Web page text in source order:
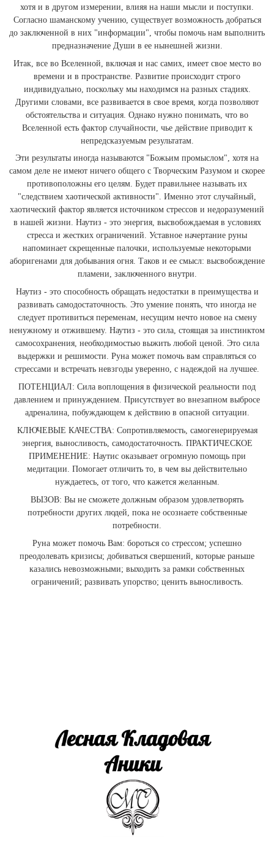
хотя и в другом измерении, влияя на наши мысли и поступки.
Согласно шаманскому учению, существует возможность добраться
до заключенной в них "информации", чтобы помочь нам выполнить
предназначение Души в ее нынешней жизни.
Итак, все во Вселенной, включая и нас самих, имеет свое место во
времени и в пространстве. Развитие происходит строго
индивидуально, поскольку мы находимся на разных стадиях.
Другими словами, все развивается в свое время, когда позволяют
обстоятельства и ситуация. Однако нужно понимать, что во
Вселенной есть фактор случайности, чье действие приводит к
непредсказуемым результатам.
Эти результаты иногда называются "Божьим промыслом", хотя на
самом деле не имеют ничего общего с Творческим Разумом и скорее
противоположны его целям. Будет правильнее называть их
"следствием хаотической активности". Именно этот случайный,
хаотический фактор является источником стрессов и недоразумений
в нашей жизни. Наутиз - это энергия, высвобождаемая в условиях
стресса и жестких ограничений. Уставное начертание руны
напоминает скрещенные палочки, используемые некоторыми
аборигенами для добывания огня. Таков и ее смысл: высвобождение
пламени, заключенного внутри.
Наутиз - это способность обращать недостатки в преимущества и
развивать самодостаточность. Это умение понять, что иногда не
следует противиться переменам, несущим нечто новое на смену
ненужному и отжившему. Наутиз - это сила, стоящая за инстинктом
самосохранения, необходимостью выжить любой ценой. Это сила
выдержки и решимости. Руна может помочь вам справляться со
стрессами и встречать невзгоды уверенно, с надеждой на лучшее.
ПОТЕНЦИАЛ: Сила воплощения в физической реальности под
давлением и принуждением. Присутствует во внезапном выбросе
адреналина, побуждающем к действию в опасной ситуации.
КЛЮЧЕВЫЕ КАЧЕСТВА: Сопротивляемость, самогенерируемая
энергия, выносливость, самодостаточность. ПРАКТИЧЕСКОЕ
ПРИМЕНЕНИЕ: Наутис оказывает огромную помощь при
медитации. Помогает отличить то, в чем вы действительно
нуждаетесь, от того, что кажется желанным.
ВЫЗОВ: Вы не сможете должным образом удовлетворять
потребности других людей, пока не осознаете собственные
потребности.
Руна может помочь Вам: бороться со стрессом; успешно
преодолевать кризисы; добиваться свершений, которые раньше
казались невозможными; выходить за рамки собственных
ограничений; развивать упорство; ценить выносливость.